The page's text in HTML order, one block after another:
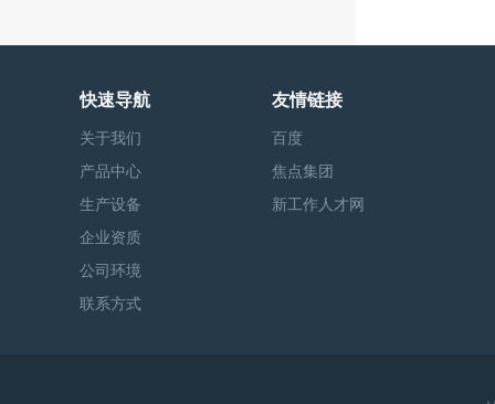
快速导航
关于我们
产品中心
生产设备
企业资质
公司环境
联系方式
友情链接
百度
焦点集团
新工作人才网